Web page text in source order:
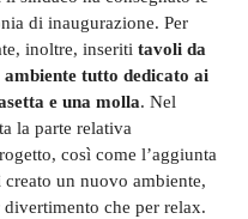
di inaugurazione. Per
inoltre, inseriti tavoli da
tutto dedicato ai
e una molla. Nel
la parte relativa
così come l’aggiunta
un nuovo ambiente,
che per relax.